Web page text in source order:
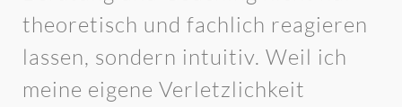
theoretisch und fachlich reagieren
lassen, sondern intuitiv. Weil ich
meine eigene Verletzlichkeit